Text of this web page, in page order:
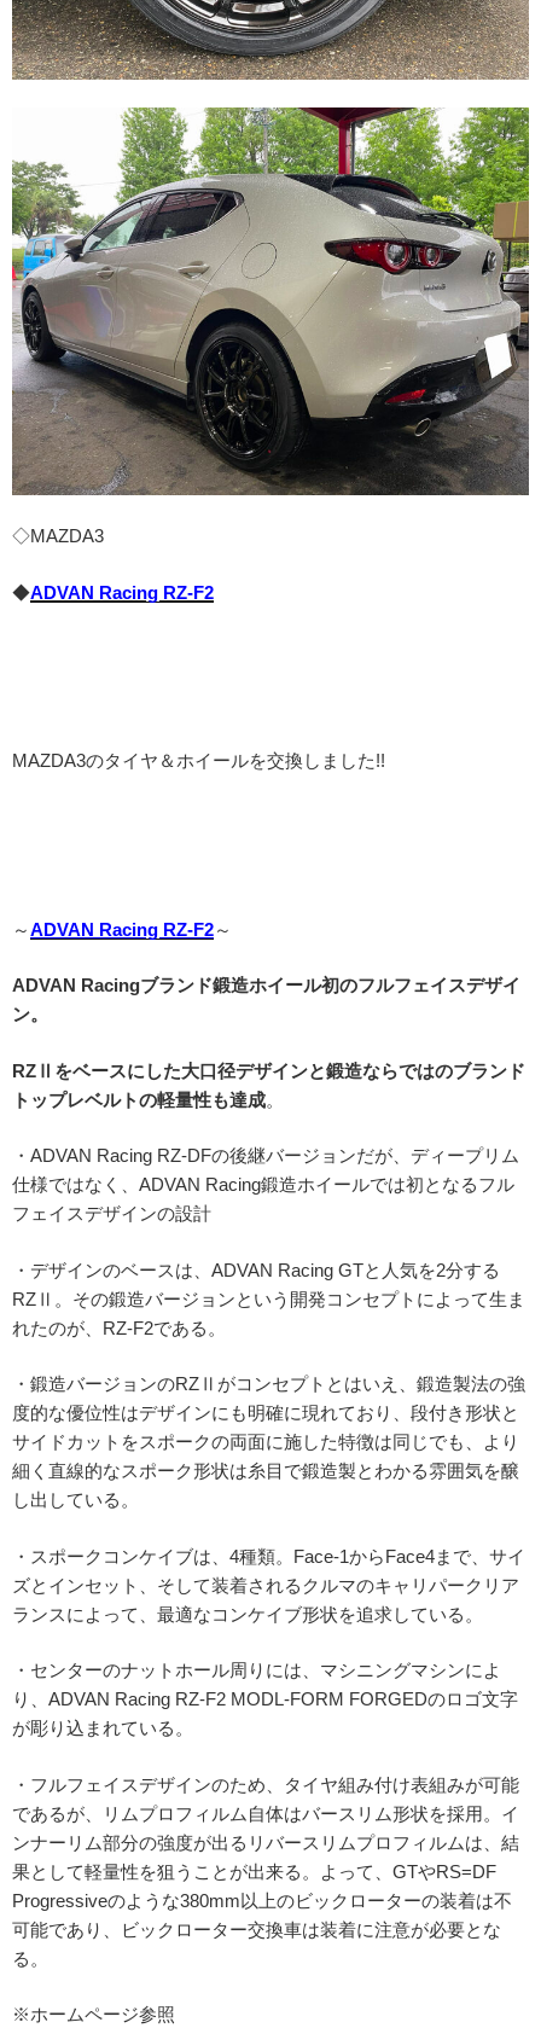
◇MAZDA3
◆ADVAN Racing RZ-F2
MAZDA3のタイヤ＆ホイールを交換しました!!
～ADVAN Racing RZ-F2～
ADVAN Racingブランド鍛造ホイール初のフルフェイスデザイ
ン。
RZⅡをベースにした大口径デザインと鍛造ならではのブランド
トップレベルトの軽量性も達成。
・ADVAN Racing RZ-DFの後継バージョンだが、ディープリム
仕様ではなく、ADVAN Racing鍛造ホイールでは初となるフル
フェイスデザインの設計
・デザインのベースは、ADVAN Racing GTと人気を2分する
RZⅡ。その鍛造バージョンという開発コンセプトによって生ま
れたのが、RZ-F2である。
・鍛造バージョンのRZⅡがコンセプトとはいえ、鍛造製法の強
度的な優位性はデザインにも明確に現れており、段付き形状と
サイドカットをスポークの両面に施した特徴は同じでも、より
細く直線的なスポーク形状は糸目で鍛造製とわかる雰囲気を醸
し出している。
・スポークコンケイブは、4種類。Face-1からFace4まで、サイ
ズとインセット、そして装着されるクルマのキャリパークリア
ランスによって、最適なコンケイブ形状を追求している。
・センターのナットホール周りには、マシニングマシンによ
り、ADVAN Racing RZ-F2 MODL-FORM FORGEDのロゴ文字
が彫り込まれている。
・フルフェイスデザインのため、タイヤ組み付け表組みが可能
であるが、リムプロフィルム自体はバースリム形状を採用。イ
ンナーリム部分の強度が出るリバースリムプロフィルムは、結
果として軽量性を狙うことが出来る。よって、GTやRS=DF
Progressiveのような380mm以上のビックローターの装着は不
可能であり、ビックローター交換車は装着に注意が必要とな
る。
※ホームページ参照